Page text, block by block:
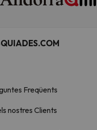
Freqüents
nostres Clients